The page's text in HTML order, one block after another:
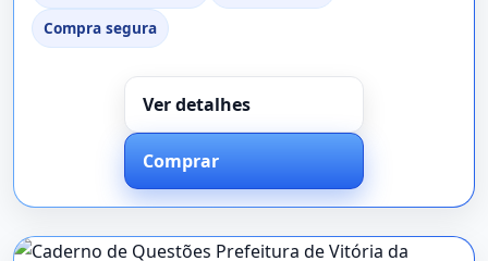
Compra segura
Ver detalhes
Comprar